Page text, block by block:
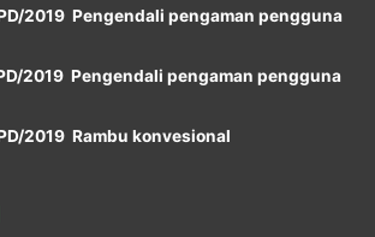
2019 Pengendali pengaman pengguna
2019 Pengendali pengaman pengguna
2019 Rambu konvesional